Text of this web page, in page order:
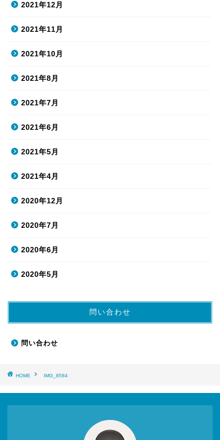
2021年12月
2021年11月
2021年10月
2021年8月
2021年7月
2021年6月
2021年5月
2021年4月
2020年12月
2020年7月
2020年6月
2020年5月
問い合わせ
問い合わせ
HOME IMG_8584